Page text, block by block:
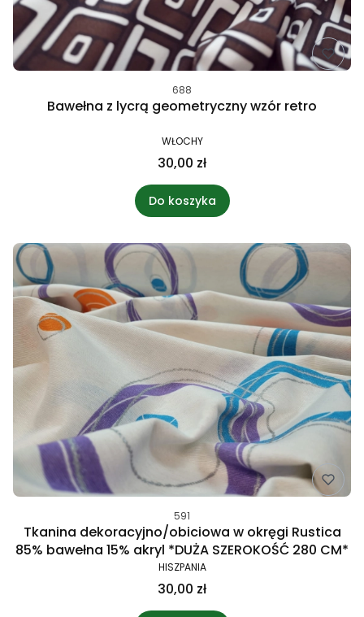
688
Bawełna z lycrą geometryczny wzór retro
WŁOCHY
30,00 zł
Do koszyka
591
Tkanina dekoracyjno/obiciowa w okręgi Rustica
85% bawełna 15% akryl *DUŻA SZEROKOŚĆ 280 CM*
HISZPANIA
30,00 zł